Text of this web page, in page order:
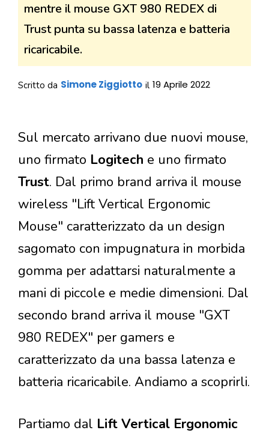
mentre il mouse GXT 980 REDEX di
Trust punta su bassa latenza e batteria
ricaricabile.
Scritto da Simone Ziggiotto il 19 Aprile 2022
Sul mercato arrivano due nuovi mouse,
uno firmato Logitech e uno firmato
Trust. Dal primo brand arriva il mouse
wireless "Lift Vertical Ergonomic
Mouse" caratterizzato da un design
sagomato con impugnatura in morbida
gomma per adattarsi naturalmente a
mani di piccole e medie dimensioni. Dal
secondo brand arriva il mouse "GXT
980 REDEX" per gamers e
caratterizzato da una bassa latenza e
batteria ricaricabile. Andiamo a scoprirli.
Partiamo dal Lift Vertical Ergonomic